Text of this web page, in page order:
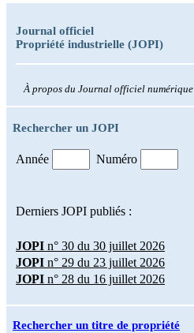
Journal officiel
Propriété industrielle (JOPI)
À propos du Journal officiel numérique
Rechercher un JOPI
Année Numéro
Derniers JOPI publiés :
JOPI n° 30 du 30 juillet 2026
JOPI n° 29 du 23 juillet 2026
JOPI n° 28 du 16 juillet 2026
Rechercher un titre de propriété